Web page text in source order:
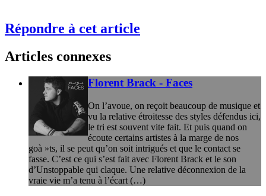
Répondre à cet article
Articles connexes
Florent Brack - Faces
On l’avoue, on reçoit beaucoup de musique et
vu la relative étroitesse des styles défendus ici,
le tri est souvent vite fait. Et puis quand on
écoute certains artistes à la marge de nos
goà »ts, il se peut qu’on soit intrigués et que le contact se
fasse. C’est ce qui s’est fait avec Florent Brack et le son
d’Unstoppable qui claque. Une relative déconnexion de la
vraie vie m’a tenu à l’écart (…)